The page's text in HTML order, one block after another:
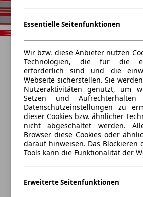
Essentielle Seitenfunktionen
Wir bzw. diese Anbieter nutzen
Technologien, die für die
erforderlich sind und die
Webseite sicherstellen. Sie
Nutzeraktivitäten genutzt, um
Setzen und
Datenschutzeinstellungen zu
dieser Cookies bzw. ähnlicher
nicht abgeschaltet werden.
Browser diese Cookies oder
darauf hinweisen. Das Blockieren
Tools kann die Funktionalität der
Erweiterte Seitenfunktionen